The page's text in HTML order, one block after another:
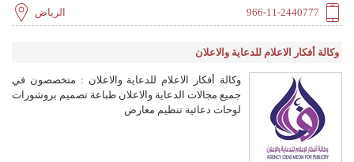
966-11-2440777 الرياض
وكالة أفكار الاعلام للدعاية والاعلان
وكالة أفكار الاعلام للدعاية والاعلان : متخصصون في
جميع مجالات الدعاية والاعلان طباعة تصميم بروشورات
لوحات دعائية تنظيم معارض